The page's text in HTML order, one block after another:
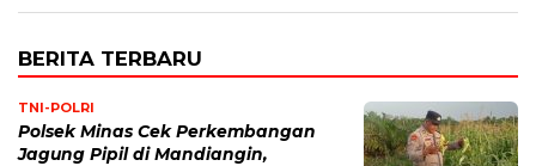
BERITA TERBARU
TNI-POLRI
Polsek Minas Cek Perkembangan
Jagung Pipil di Mandiangin,